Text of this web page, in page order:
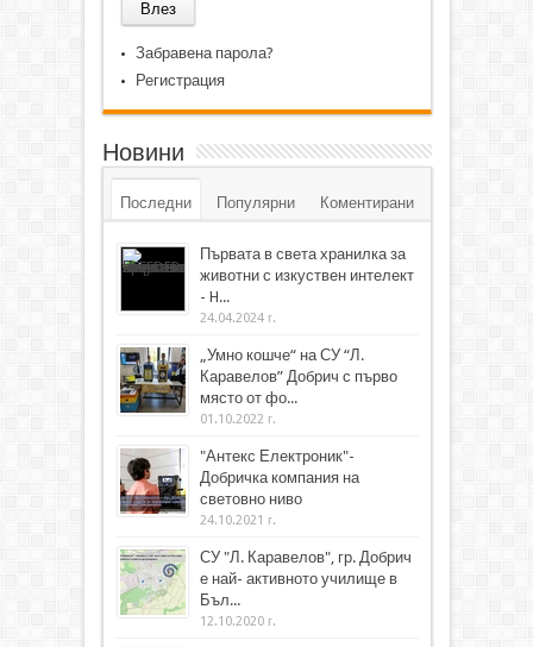
Забравена парола?
Регистрация
Новини
Последни Популярни Коментирани
Първата в света хранилка за
животни с изкуствен интелект
- H...
24.04.2024 г.
„Умно кошче“ на СУ “Л.
Каравелов” Добрич с първо
място от фо...
01.10.2022 г.
"Антекс Електроник"-
Добричка компания на
световно ниво
24.10.2021 г.
СУ "Л. Каравелов", гр. Добрич
е най- активното училище в
Бъл...
12.10.2020 г.